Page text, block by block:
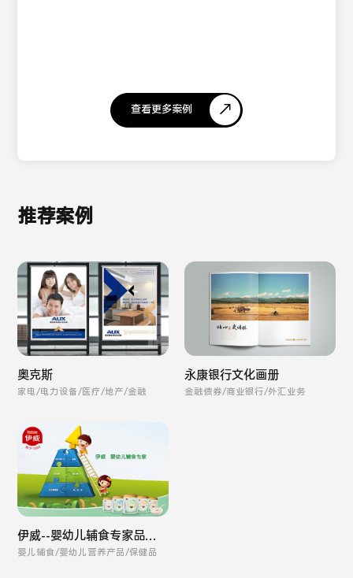
查看更多案例
推荐案例
奥克斯
家电/电力设备/医疗/地产/金融
永康银行文化画册
金融债券/商业银行/外汇业务
伊威--婴幼儿辅食专家品牌
全案
婴儿辅食/婴幼儿营养产品/保健品